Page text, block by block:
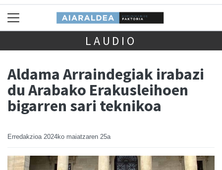
LAUDIO
Aldama Arraindegiak irabazi
du Arabako Erakusleihoen
bigarren sari teknikoa
Erredakzioa 2024ko maiatzaren 25a